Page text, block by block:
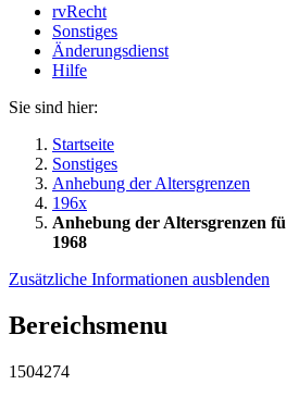
rvRecht
Sonstiges
Änderungsdienst
Hil­fe
Sie sind hier:
Startseite
Sonstiges
Anhebung der Altersgrenzen
196x
Anhebung der Altersgrenzen
1968
Zusätzliche Informationen ausblenden
Bereichsmenu
1504274